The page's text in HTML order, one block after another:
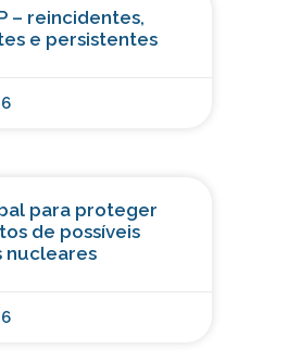
– reincidentes,
e persistentes
para proteger
de possíveis
nucleares